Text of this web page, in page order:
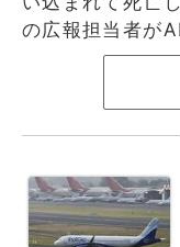
の広報担当者が